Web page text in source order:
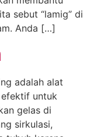
sebut “lamig” di
Anda […]
adalah alat
untuk
gelas di
sirkulasi,